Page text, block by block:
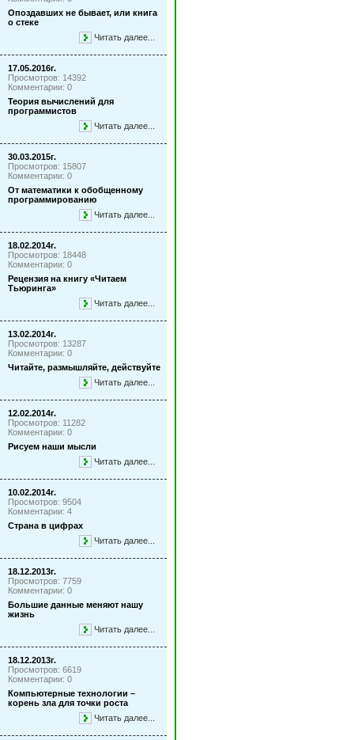
Опоздавших не бывает, или книга
о стеке
Читать далее...
17.05.2016г.
Просмотров: 14392
Комментарии: 0
Теория вычислений для
программистов
Читать далее...
30.03.2015г.
Просмотров: 15807
Комментарии: 0
От математики к обобщенному
программированию
Читать далее...
18.02.2014г.
Просмотров: 18448
Комментарии: 0
Рецензия на книгу «Читаем
Тьюринга»
Читать далее...
13.02.2014г.
Просмотров: 13287
Комментарии: 0
Читайте, размышляйте, действуйте
Читать далее...
12.02.2014г.
Просмотров: 11282
Комментарии: 0
Рисуем наши мысли
Читать далее...
10.02.2014г.
Просмотров: 9504
Комментарии: 4
Страна в цифрах
Читать далее...
18.12.2013г.
Просмотров: 7759
Комментарии: 0
Большие данные меняют нашу
жизнь
Читать далее...
18.12.2013г.
Просмотров: 6619
Комментарии: 0
Компьютерные технологии –
корень зла для точки роста
Читать далее...